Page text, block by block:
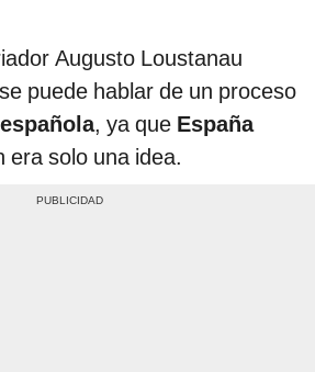
Augusto Loustanau
puede hablar de un proceso
, ya que España
era solo una idea.